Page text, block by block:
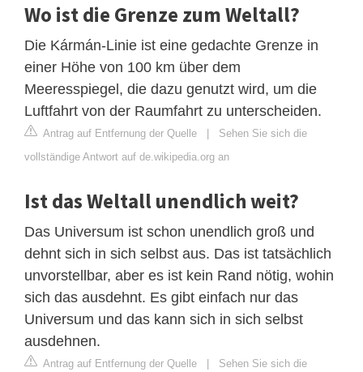
Wo ist die Grenze zum Weltall?
Die Kármán-Linie ist eine gedachte Grenze in
einer Höhe von 100 km über dem
Meeresspiegel, die dazu genutzt wird, um die
Luftfahrt von der Raumfahrt zu unterscheiden.
Antrag auf Entfernung der Quelle | Sehen Sie sich die
vollständige Antwort auf de.wikipedia.org an
Ist das Weltall unendlich weit?
Das Universum ist schon unendlich groß und
dehnt sich in sich selbst aus. Das ist tatsächlich
unvorstellbar, aber es ist kein Rand nötig, wohin
sich das ausdehnt. Es gibt einfach nur das
Universum und das kann sich in sich selbst
ausdehnen.
Antrag auf Entfernung der Quelle | Sehen Sie sich die